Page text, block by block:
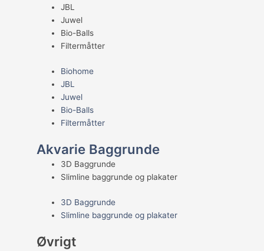
JBL
Juwel
Bio-Balls
Filtermåtter
Biohome
JBL
Juwel
Bio-Balls
Filtermåtter
Akvarie Baggrunde
3D Baggrunde
Slimline baggrunde og plakater
3D Baggrunde
Slimline baggrunde og plakater
Øvrigt